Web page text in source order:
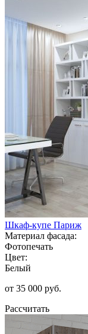
Шкаф-купе Париж
Материал фасада:
Фотопечать
Цвет:
Белый
от 35 000 руб.
Рассчитать